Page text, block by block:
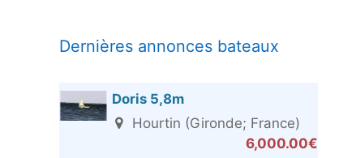
Dernières annonces bateaux
Doris 5,8m
Hourtin (Gironde; France)
6,000.00€